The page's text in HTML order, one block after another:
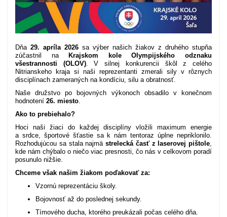
Dňa 29. apríla 2026 sa výber našich žiakov z druhého stupňa
zúčastnil na
Krajskom kole Olympijského odznaku
všestrannosti (OLOV). V silnej konkurencii škôl z celého
Nitrianskeho kraja si naši reprezentanti zmerali sily v rôznych
disciplínach zameraných na kondíciu, silu a obratnosť.
Naše družstvo po bojovných výkonoch obsadilo v konečnom
hodnotení 26. miesto.
Ako to prebiehalo?
Hoci naši žiaci do každej disciplíny vložili maximum energie
a srdce, športové šťastie sa k nám tentoraz úplne nepriklonilo.
Rozhodujúcou sa stala najmä strelecká časť z laserovej pištole,
kde nám chýbalo o niečo viac presnosti, čo nás v celkovom poradí
posunulo nižšie.
Chceme však našim žiakom poďakovať za:
Vzornú reprezentáciu školy.
Bojovnosť až do poslednej sekundy.
Tímového ducha, ktorého preukázali počas celého dňa.